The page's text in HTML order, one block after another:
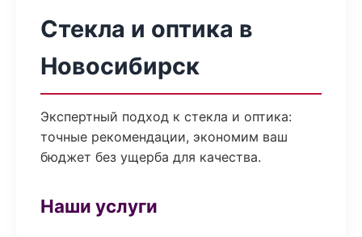
Стекла и оптика в
Новосибирск
Экспертный подход к стекла и оптика:
точные рекомендации, экономим ваш
бюджет без ущерба для качества.
Наши услуги